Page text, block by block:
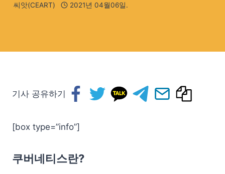
씨앗(CEART) 2021년 04월06일.
기사 공유하기
[box type=”info”]
쿠버네티스란?